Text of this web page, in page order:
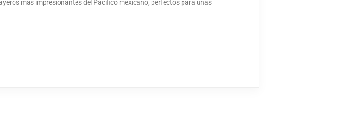
más impresionantes del Pacífico mexicano, perfectos para unas